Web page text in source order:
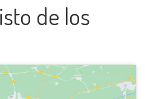
de los